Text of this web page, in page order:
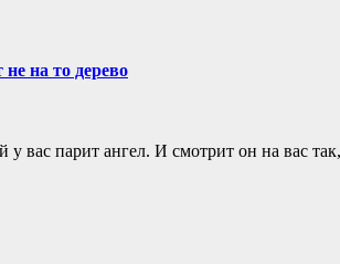
на то дерево
у вас парит ангел. И смотрит он на вас